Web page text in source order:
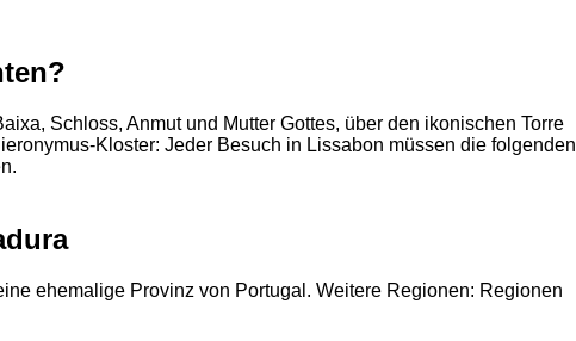
Schloss, Anmut und Mutter Gottes, über den ikonischen Torre
Kloster: Jeder Besuch in Lissabon müssen die folgenden
ehemalige Provinz von Portugal. Weitere Regionen: Regionen